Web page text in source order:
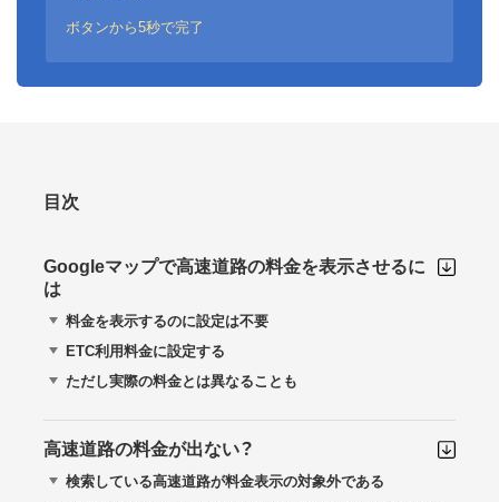
ボタンから5秒で完了
目次
Googleマップで高速道路の料金を表示させるに
は
料金を表示するのに設定は不要
ETC利用料金に設定する
ただし実際の料金とは異なることも
高速道路の料金が出ない？
検索している高速道路が料金表示の対象外である